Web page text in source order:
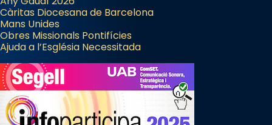
Càritas Diocesana de Barcelona
Mans Unides
Obres Missionals Pontifícies
Ajuda a l’Església Necessitada